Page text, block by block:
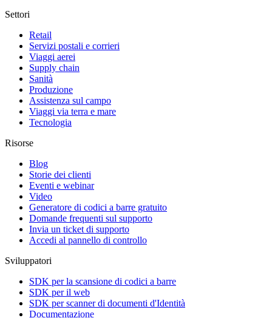
Settori
Retail
Servizi postali e corrieri
Viaggi aerei
Supply chain
Sanità
Produzione
Assistenza sul campo
Viaggi via terra e mare
Tecnologia
Risorse
Blog
Storie dei clienti
Eventi e webinar
Video
Generatore di codici a barre gratuito
Domande frequenti sul supporto
Invia un ticket di supporto
Accedi al pannello di controllo
Sviluppatori
SDK per la scansione di codici a barre
SDK per il web
SDK per scanner di documenti d'Identità
Documentazione